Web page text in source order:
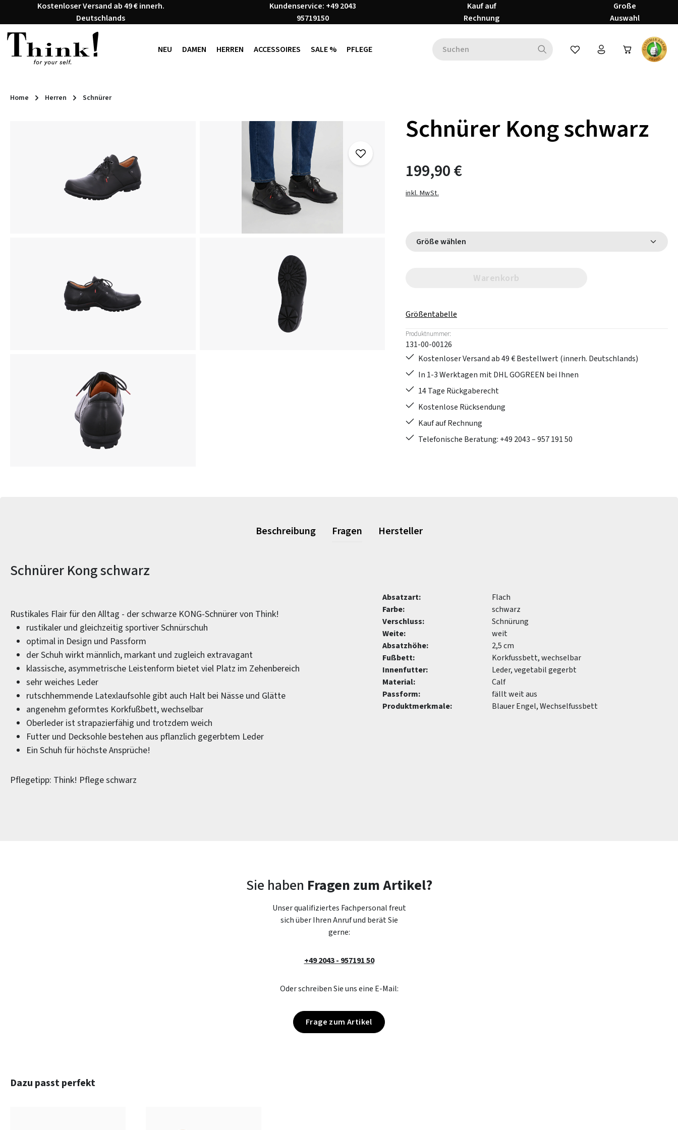
Hauptinhalt springen
Zur Suche springen
Zur Hauptnavigation springen
Kostenloser Versand ab 49 € innerh.
Deutschlands
Kundenservice: +49 2043
95719150
Kauf auf
Rechnung
Große
Auswahl
NEU DAMEN HERREN ACCESSOIRES SALE % PFLEGE Du hast 0 Produkte auf dem
Home Herren Schnürer
Schnürer Kong schwarz
199,90 €
inkl. MwSt.
Größe wählen
Warenkorb
Größentabelle
Produktnummer:
131-00-00126
Kostenloser Versand ab 49 € Bestellwert (innerh. Deutschlands)
In 1-3 Werktagen mit DHL GOGREEN bei Ihnen
14 Tage Rückgaberecht
Kostenlose Rücksendung
Kauf auf Rechnung
Telefonische Beratung: +49 2043 – 957 191 50
Beschreibung Fragen Hersteller
Produktinformationen
Schnürer Kong schwarz
Rustikales Flair für den Alltag - der schwarze KONG-Schnürer von Think!
rustikaler und gleichzeitig sportiver Schnürschuh
optimal in Design und Passform
der Schuh wirkt männlich, markant und zugleich extravagant
klassische, asymmetrische Leistenform bietet viel Platz im Zehenbereich
sehr weiches Leder
rutschhemmende Latexlaufsohle gibt auch Halt bei Nässe und Glätte
angenehm geformtes Korkfußbett, wechselbar
Oberleder ist strapazierfähig und trotzdem weich
Futter und Decksohle bestehen aus pflanzlich gegerbtem Leder
Ein Schuh für höchste Ansprüche!
Pflegetipp: Think! Pflege schwarz
Absatzart:
Flach
Farbe:
schwarz
Verschluss:
Schnürung
Weite:
weit
Absatzhöhe:
2,5 cm
Fußbett:
Korkfussbett, wechselbar
Innenfutter:
Leder, vegetabil gegerbt
Material:
Calf
Passform:
fällt weit aus
Produktmerkmale:
Blauer Engel, Wechselfussbett
Sie haben Fragen zum Artikel?
Unser qualifiziertes Fachpersonal freut
sich über Ihren Anruf und berät Sie
gerne:
+49 2043 - 957191 50
Oder schreiben Sie uns eine E-Mail:
Frage zum Artikel
Produktgalerie überspringen
Dazu passt perfekt